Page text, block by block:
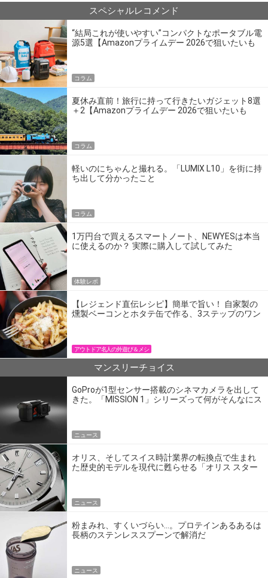
スペシャルレコメンド
“結局これが使いやすい”コンパクトなポータブル電
源5選【Amazonプライムデー 2026で狙いたいも
コラム
夏休み直前！旅行に持って行きたいガジェット8選
＋2【Amazonプライムデー 2026で狙いたいも
コラム
軽いのにちゃんと撮れる。「LUMIX L10」を街に持
ち出して分かったこと
コラム
1万円台で買えるスマートノート、NEWYESは本当
に使えるのか？ 実際に購入して試してみた
体験レポ
【レジェンド直伝レシピ】簡単で旨い！ 自家製の
燻製ベーコンとホタテ缶で作る、3ステップのワン
アウトドア名人の外遊び＆メシ
マンスリーチョイス
GoProが1型センサー搭載のシネマカメラを出して
きた。「MISSION 1」シリーズって何がそんなにス
ニュース
オリス、そしてスイス時計業界の転換点で生まれ
た歴史的モデルを現代に甦らせる「オリス スター
ニュース
粉まみれ、すくいづらい…。プロテインあるあるは
長柄のステンレススプーンで解消だ
ニュース